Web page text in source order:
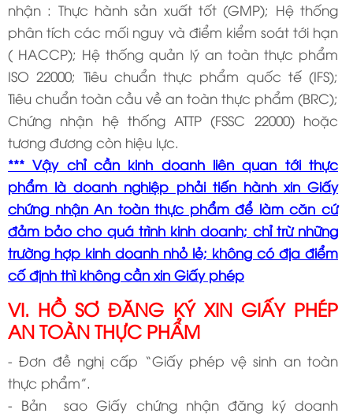
nhận : Thực hành sản xuất tốt (GMP); Hệ thống
phân tích các mối nguy và điểm kiểm soát tới hạn
( HACCP); Hệ thống quản lý an toàn thực phẩm
ISO 22000; Tiêu chuẩn thực phẩm quốc tế (IFS);
Tiêu chuẩn toàn cầu về an toàn thực phẩm (BRC);
Chứng nhận hệ thống ATTP (FSSC 22000) hoặc
tương đương còn hiệu lực.
*** Vậy chỉ cần kinh doanh liên quan tới thực
phẩm là doanh nghiệp phải tiến hành xin Giấy
chứng nhận An toàn thực phẩm để làm căn cứ
đảm bảo cho quá trình kinh doanh; chỉ trừ những
trường hợp kinh doanh nhỏ lẻ; không có địa điểm
cố định thì không cần xin Giấy phép
VI. HỒ SƠ ĐĂNG KÝ XIN GIẤY PHÉP
AN TOÀN THỰC PHẨM
- Đơn đề nghị cấp “Giấy phép vệ sinh an toàn
thực phẩm”.
- Bản sao Giấy chứng nhận đăng ký doanh